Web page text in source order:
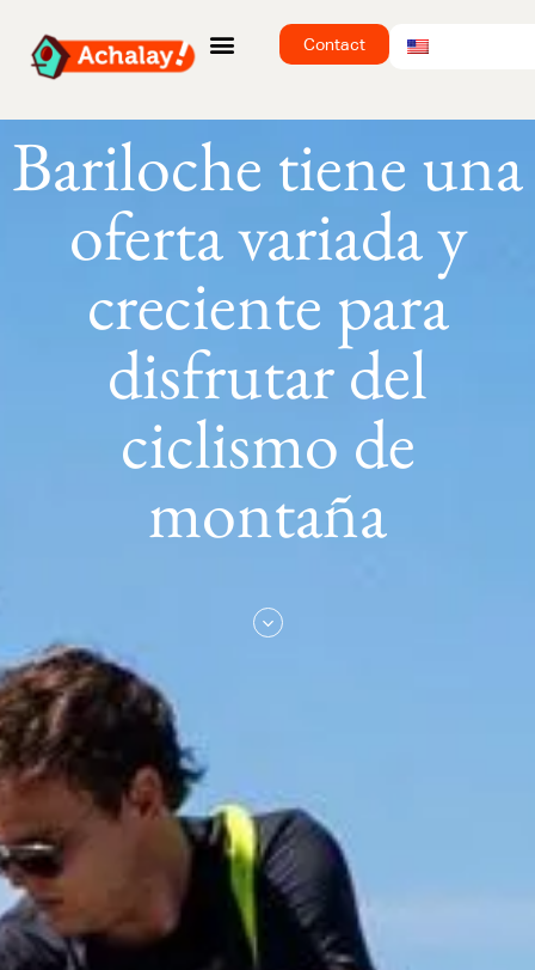
Contact
Bariloche tiene una
oferta variada y
creciente para
disfrutar del
ciclismo de
montaña